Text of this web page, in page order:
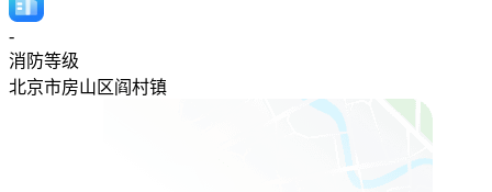
-
消防等级
北京市房山区阎村镇